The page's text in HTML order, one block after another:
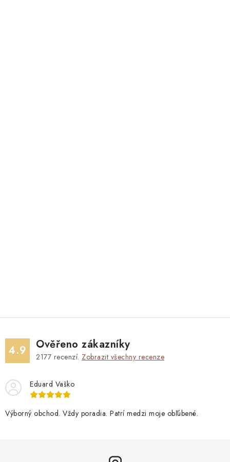
4.9 Ověřeno zákazníky
2177 recenzí. Zobrazit všechny recenze
Eduard Vaško
Výborný obchod. Vždy poradia. Patrí medzi moje obľúbené.